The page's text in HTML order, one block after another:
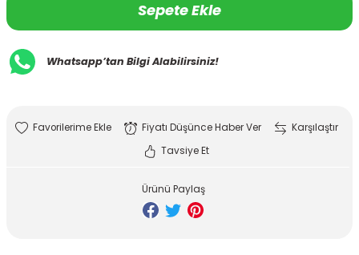
Sepete Ekle
Whatsapp’tan Bilgi Alabilirsiniz!
Fiyatı Düşünce Haber Ver
Karşılaştır
Tavsiye Et
Ürünü Paylaş